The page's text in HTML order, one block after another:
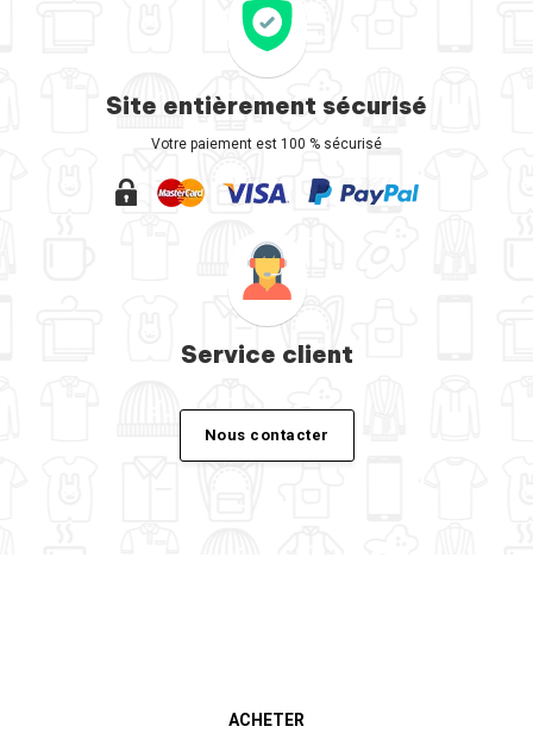
Site entièrement sécurisé
Votre paiement est 100 % sécurisé
Service client
Nous contacter
ACHETER